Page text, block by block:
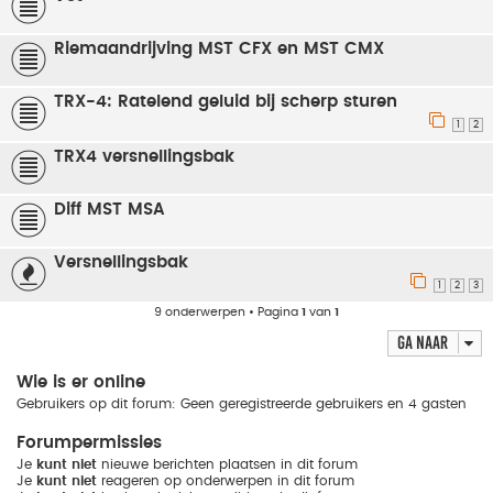
Riemaandrijving MST CFX en MST CMX
TRX-4: Ratelend geluid bij scherp sturen
2
TRX4 versnellingsbak
Diff MST MSA
Versnellingsbak
1 2 3
9 onderwerpen • Pagina 1 van 1
Ga naar
Wie is er online
Gebruikers op dit forum: Geen geregistreerde gebruikers en 4 gasten
Forumpermissies
Je kunt niet nieuwe berichten plaatsen in dit forum
Je kunt niet reageren op onderwerpen in dit forum